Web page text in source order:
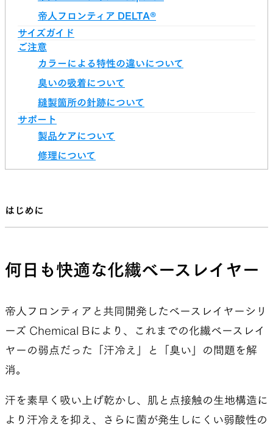
帝人フロンティア DELTA®
サイズガイド
ご注意
カラーによる特性の違いについて
臭いの吸着について
縫製箇所の針跡について
サポート
製品ケアについて
修理について
はじめに
何日も快適な化繊ベースレイヤー
帝人フロンティアと共同開発したベースレイヤーシリ
ーズ Chemical Bにより、これまでの化繊ベースレイ
ヤーの弱点だった「汗冷え」と「臭い」の問題を解
消。
汗を素早く吸い上げ乾かし、肌と点接触の生地構造に
より汗冷えを抑え、さらに菌が発生しにくい弱酸性の